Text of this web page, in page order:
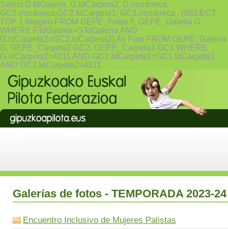
Select G.IdGaleria, G.IdCarpeta2, G.nombreca,
GC2.nombreca,GC2.IdCarpeta1, GC1.nombreca , (SELECT
TOP 1 Imagen FROM GEPE_Fotos F, GEPE_Galeria G
WHERE F.IdGaleria=G.IdGaleria AND
G.IdCarpeta2=GC2.IdCarpeta2) As Foto FROM GEPE_Galeria
G, GEPE_Carpeta2 GC2, GEPE_Carpeta1 GC1 WHERE
G.IdCarpeta2=4211 AND GC2.IdCarpeta1=GC1.IdCarpeta1
AND GC2.IdCarpeta2=4211
Galerías de fotos - TEMPORADA 2023-24
Encuentro Inclusivo de Mujeres Palistas